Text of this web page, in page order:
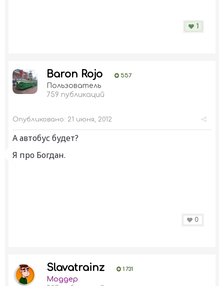
1
Baron Rojo 557
Пользователь
759 публикаций
Опубликовано: 21 июня, 2012
А автобус будет?
Я про Богдан.
0
Slavatrainz 1 731
Моддер